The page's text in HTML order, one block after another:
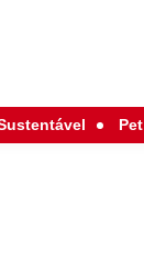
Pet